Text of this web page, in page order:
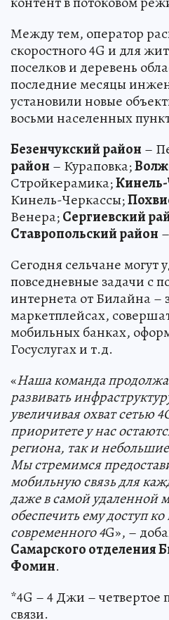
Между тем, оператор
скоростного 4G и для
поселков и деревень
последние месяцы
установили новые
восьми населенных
Безенчукский район –
район – Кураповка;
Стройкерамика;
Кинель-Черкассы;
Венера;Сергиевский
Ставропольский район
Сегодня сельчане могут
повседневные задачи с
интернета от Билайна –
маркетплейсах,
мобильных банках,
Госуслугах и т.д.
«Наша команда
развивать
увеличивая охват сетью 4
приоритете у нас
региона, так и
Мы стремимся
мобильную связь для
даже в самой удаленной
обеспечить ему доступ
современного 4G», –
Самарского отделения
Фомин.
*4G – 4 Джи – четвертое
связи.